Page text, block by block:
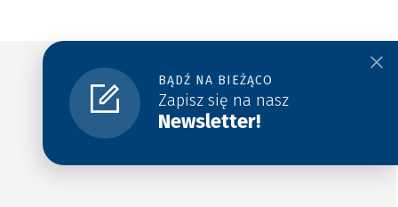
BĄDŹ NA BIEŻĄCO
Zapisz się na nasz
Newsletter!